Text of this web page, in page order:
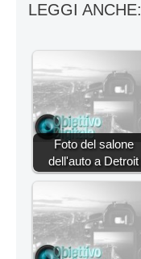
LEGGI ANCHE:
Foto del salone
dell'auto a Detroit